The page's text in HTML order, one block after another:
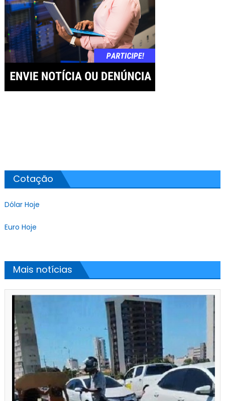
Cotação
Dólar Hoje
Euro Hoje
Mais notícias